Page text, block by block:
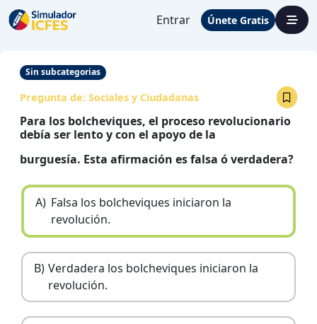
Entrar Únete Gratis
Sin subcategorias
Pregunta de: Sociales y Ciudadanas
Para los bolcheviques, el proceso revolucionario
debía ser lento y con el apoyo de la
burguesía. Esta afirmación es falsa ó verdadera?
A) Falsa los bolcheviques iniciaron la
revolución.
B) Verdadera los bolcheviques iniciaron la
revolución.